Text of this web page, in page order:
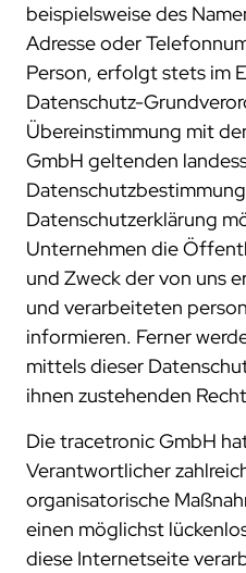
compliance
zertifizierungen
standards
beispielsweise des
Adresse oder
Person, erfolgt stets im
Datenschutz-
Übereinstimmung mit
GmbH geltenden
Datenschutzerklärung
Unternehmen die
und Zweck der von uns
und verarbeiteten
informieren. Ferner
mittels dieser
ihnen zustehenden
Die tracetronic GmbH
Verantwortlicher
organisatorische
einen möglichst
diese Internetseite